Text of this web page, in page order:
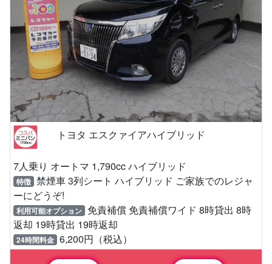
トヨタ エスクァイアハイブリッド
7人乗り オートマ 1,790cc ハイブリッド
特徴 禁煙車 3列シート ハイブリッド ご家族でのレジャ
ーにどうぞ!
利用可能オプション 免責補償 免責補償ワイド 8時貸出 8時
返却 19時貸出 19時返却
24時間料金 6,200円（税込）